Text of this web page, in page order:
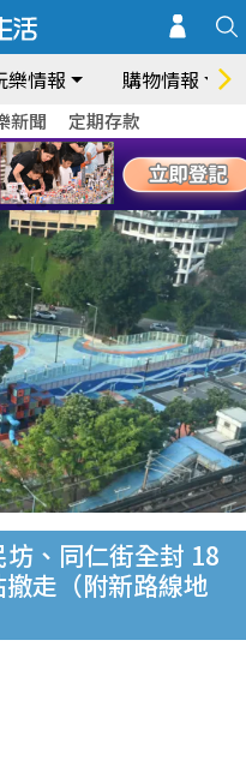
樂情報 購物情報
新聞 定期存款
、同仁街全封 18
走（附新路線地